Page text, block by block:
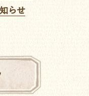
らせ